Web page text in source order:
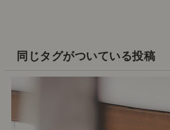
同じタグがついている投稿